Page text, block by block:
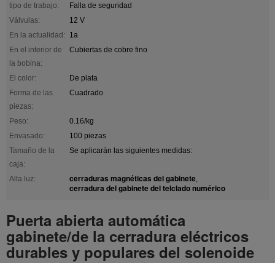
tipo de trabajo:
Falla de seguridad
Válvulas:
12 V
En la actualidad:
1a
En el interior de
la bobina:
Cubiertas de cobre fino
El color:
De plata
Forma de las
piezas:
Cuadrado
Peso:
0.16/kg
Envasado:
100 piezas
Tamaño de la
caja:
Se aplicarán las siguientes medidas:
Alta luz: cerraduras magnéticas del gabinete,
cerradura del gabinete del telclado numérico
Puerta abierta automática
gabinete/de la cerradura eléctricos
durables y populares del solenoide